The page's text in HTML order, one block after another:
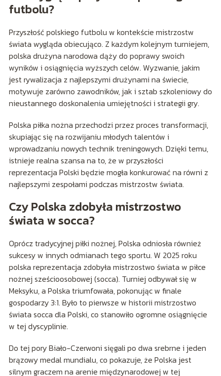
futbolu?
Przyszłość polskiego futbolu w kontekście mistrzostw
świata wygląda obiecująco. Z każdym kolejnym turniejem,
polska drużyna narodowa dąży do poprawy swoich
wyników i osiągnięcia wyższych celów. Wyzwanie, jakim
jest rywalizacja z najlepszymi drużynami na świecie,
motywuje zarówno zawodników, jak i sztab szkoleniowy do
nieustannego doskonalenia umiejętności i strategii gry.
Polska piłka nożna przechodzi przez proces transformacji,
skupiając się na rozwijaniu młodych talentów i
wprowadzaniu nowych technik treningowych. Dzięki temu,
istnieje realna szansa na to, że w przyszłości
reprezentacja Polski będzie mogła konkurować na równi z
najlepszymi zespołami podczas mistrzostw świata.
Czy Polska zdobyła mistrzostwo
świata w socca?
Oprócz tradycyjnej piłki nożnej, Polska odniosła również
sukcesy w innych odmianach tego sportu. W 2025 roku
polska reprezentacja zdobyła mistrzostwo świata w piłce
nożnej sześcioosobowej (socca). Turniej odbywał się w
Meksyku, a Polska triumfowała, pokonując w finale
gospodarzy 3:1. Było to pierwsze w historii mistrzostwo
świata socca dla Polski, co stanowiło ogromne osiągnięcie
w tej dyscyplinie.
Do tej pory Biało-Czerwoni sięgali po dwa srebrne i jeden
brązowy medal mundialu, co pokazuje, że Polska jest
silnym graczem na arenie międzynarodowej w tej